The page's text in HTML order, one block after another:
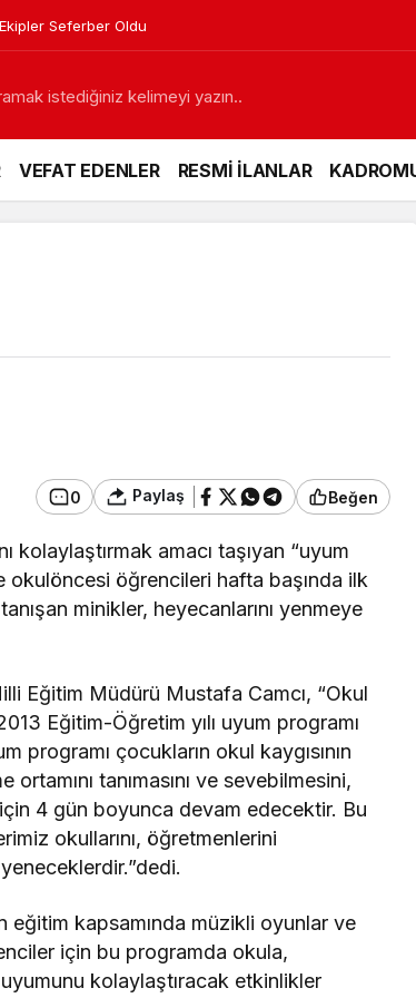
Seferber Oldu
VEFAT EDENLER RESMİ İLANLAR
0 Paylaş Beğen
kolaylaştırmak amacı taşıyan “uyum
okulöncesi öğrencileri hafta başında ilk
minikler, heyecanlarını yenmeye
Eğitim Müdürü Mustafa Camcı, “Okul
Eğitim-Öğretim yılı uyum programı
programı çocukların okul kaygısının
tanımasını ve sevebilmesini,
4 gün boyunca devam edecektir. Bu
okullarını, öğretmenlerini
eğitim kapsamında müzikli oyunlar ve
için bu programda okula,
kolaylaştıracak etkinlikler
Güncel